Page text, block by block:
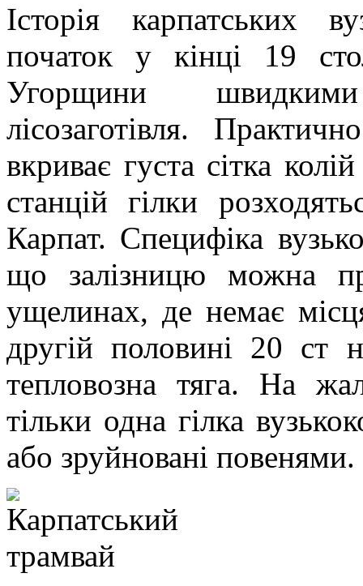
Історія карпатських
початок у кінці 19
Угорщини
лісозаготівля.
вкриває густа сітка
станцій гілки
Карпат. Специфіка
що залізницю можна
ущелинах, де немає
другій половині 20 ст
тепловозна тяга. На
тільки одна гілка
або зруйновані повенями.